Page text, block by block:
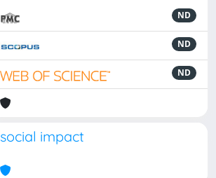
ND
ND
ND
social impact